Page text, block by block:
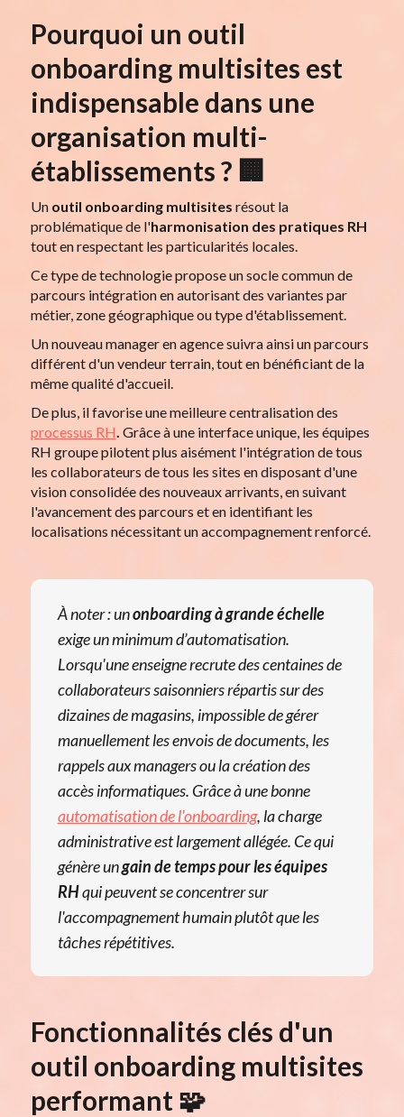
Pourquoi un outil
onboarding multisites est
indispensable dans une
organisation multi-
établissements ? 🏢
Un outil onboarding multisites résout la
problématique de l'harmonisation des pratiques RH
tout en respectant les particularités locales.
Ce type de technologie propose un socle commun de
parcours intégration en autorisant des variantes par
métier, zone géographique ou type d'établissement.
Un nouveau manager en agence suivra ainsi un parcours
différent d'un vendeur terrain, tout en bénéficiant de la
même qualité d'accueil.
De plus, il favorise une meilleure centralisation des
processus RH Grâce à une interface unique, les équipes
RH groupe pilotent plus aisément l'intégration de tous
les collaborateurs de tous les sites en disposant d'une
vision consolidée des nouveaux arrivants, en suivant
l'avancement des parcours et en identifiant les
localisations nécessitant un accompagnement renforcé.
À noter : unonboarding à grande échelle
exige un minimum d’automatisation.
Lorsqu'une enseigne recrute des centaines de
collaborateurs saisonniers répartis sur des
dizaines de magasins, impossible de gérer
manuellement les envois de documents, les
rappels aux managers ou la création des
accès informatiques. Grâce à une bonne
automatisation de l'onboarding, la charge
administrative est largement allégée. Ce qui
génère ungain de temps pour les équipes
RHqui peuvent se concentrer sur
l'accompagnement humain plutôt que les
tâches répétitives.
Fonctionnalités clés d'un
outil onboarding multisites
performant 🧩